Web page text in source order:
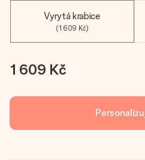
Vyrytá krabice
(1 609 Kč)
1 609 Kč